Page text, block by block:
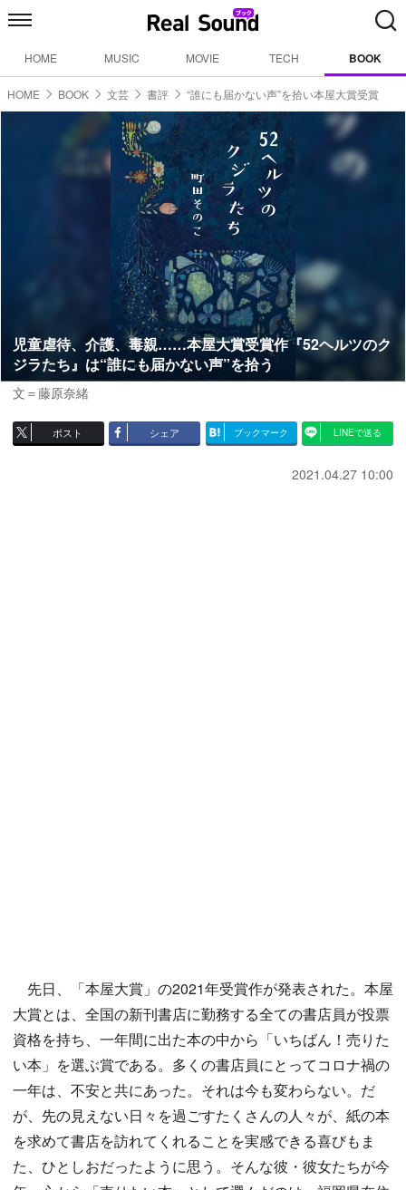
HOME MUSIC MOVIE TECH BOOK
HOME BOOK 文芸 書評 “誰にも届かない声”を拾い本屋大賞受賞
児童虐待、介護、毒親……本屋大賞受賞作『52ヘルツのク
ジラたち』は“誰にも届かない声”を拾う
文＝藤原奈緒
ポスト シェア ブックマーク LINEで送る
2021.04.27 10:00
先日、「本屋大賞」の2021年受賞作が発表された。本屋
大賞とは、全国の新刊書店に勤務する全ての書店員が投票
資格を持ち、一年間に出た本の中から「いちばん！売りた
い本」を選ぶ賞である。多くの書店員にとってコロナ禍の
一年は、不安と共にあった。それは今も変わらない。だ
が、先の見えない日々を過ごすたくさんの人々が、紙の本
を求めて書店を訪れてくれることを実感できる喜びもま
た、ひとしおだったように思う。そんな彼・彼女たちが今